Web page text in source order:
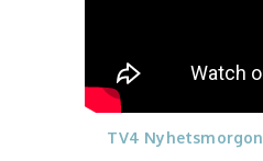
TV4 Nyhetsmorgon